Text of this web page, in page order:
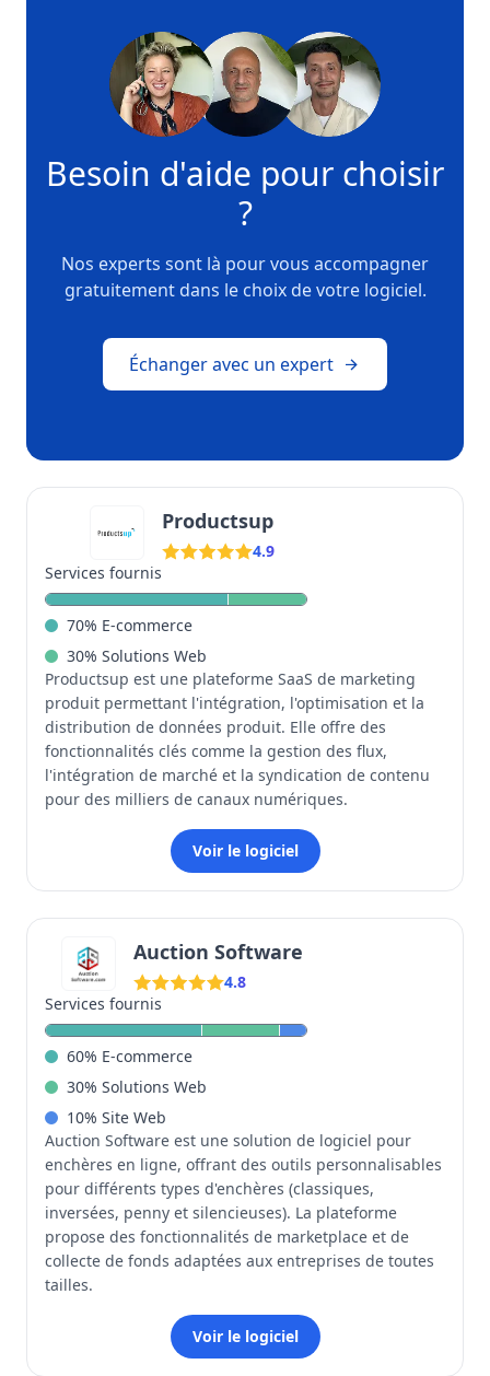
Besoin d'aide pour choisir
?
Nos experts sont là pour vous accompagner
gratuitement dans le choix de votre logiciel.
Échanger avec un expert
Productsup
4.9
Services fournis
70% E-commerce
30% Solutions Web
Productsup est une plateforme SaaS de marketing
produit permettant l'intégration, l'optimisation et la
distribution de données produit. Elle offre des
fonctionnalités clés comme la gestion des flux,
l'intégration de marché et la syndication de contenu
pour des milliers de canaux numériques.
Voir le logiciel
Auction Software
4.8
Services fournis
60% E-commerce
30% Solutions Web
10% Site Web
Auction Software est une solution de logiciel pour
enchères en ligne, offrant des outils personnalisables
pour différents types d'enchères (classiques,
inversées, penny et silencieuses). La plateforme
propose des fonctionnalités de marketplace et de
collecte de fonds adaptées aux entreprises de toutes
tailles.
Voir le logiciel